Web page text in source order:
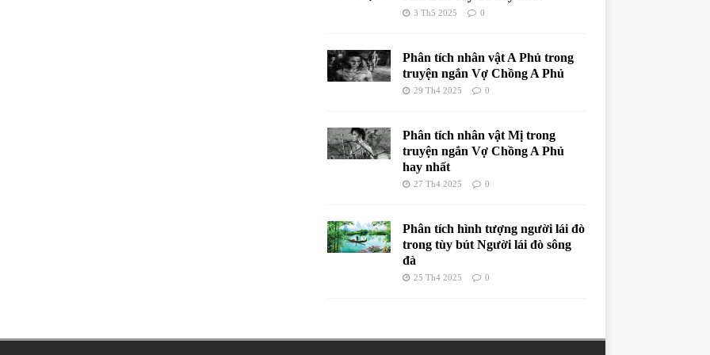
3 Th5 2025 0
Phân tích nhân vật A Phủ trong
truyện ngắn Vợ Chồng A Phủ
29 Th4 2025 0
Phân tích nhân vật Mị trong
truyện ngắn Vợ Chồng A Phủ
hay nhất
27 Th4 2025 0
Phân tích hình tượng người lái đò
trong tùy bút Người lái đò sông
đà
25 Th4 2025 0